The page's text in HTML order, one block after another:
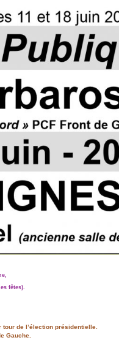
fêtes).
tour de l’élection présidentielle.
Gauche.